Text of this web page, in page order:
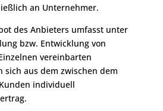
an Unternehmer.
des Anbieters umfasst unter
bzw. Entwicklung von
vereinbarten
sich aus dem zwischen dem
individuell